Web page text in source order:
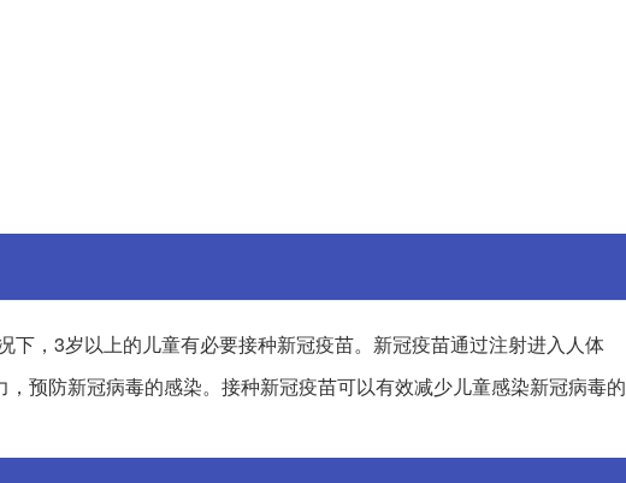
，3岁以上的儿童有必要接种新冠疫苗。新冠疫苗通过注射进入人体
，预防新冠病毒的感染。接种新冠疫苗可以有效减少儿童感染新冠病毒的